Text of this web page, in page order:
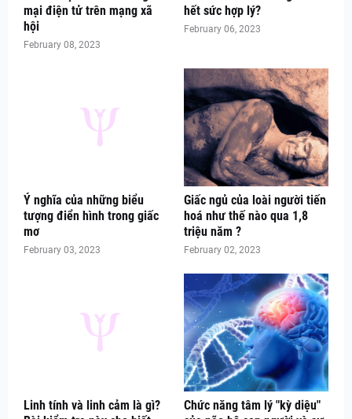
mại điện tử trên mạng xã
hội
February 08, 2023
hết sức hợp lý?
February 06, 2023
Ý nghĩa của những biểu
tượng điển hình trong giấc
mơ
February 03, 2023
Giấc ngủ của loài người tiến
hoá như thế nào qua 1,8
triệu năm ?
February 02, 2023
Linh tính và linh cảm là gì?
Chức năng tâm lý "kỳ diệu"